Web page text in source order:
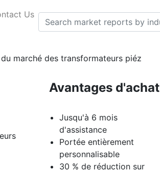
Us
marché des transformateurs piéz
Avantages d'achat
Jusqu'à 6 mois
d'assistance
Portée entièrement
personnalisable
30 % de réduction sur